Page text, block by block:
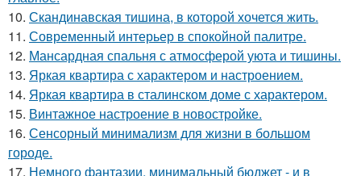
10. Скандинавская тишина, в которой хочется жить.
11. Современный интерьер в спокойной палитре.
12. Мансардная спальня с атмосферой уюта и тишины.
13. Яркая квартира с характером и настроением.
14. Яркая квартира в сталинском доме с характером.
15. Винтажное настроение в новостройке.
16. Сенсорный минимализм для жизни в большом
городе.
17. Немного фантазии, минимальный бюджет - и в